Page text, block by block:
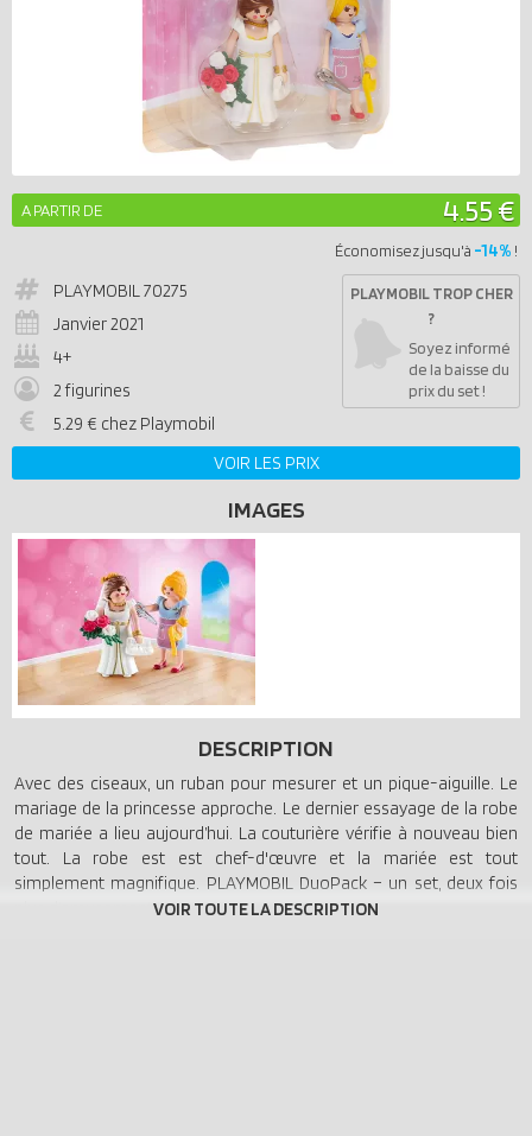
A PARTIR DE 4.55 €
Économisez jusqu'à -14% !
PLAYMOBIL70275
Janvier 2021
4+
2 figurines
5.29 € chez Playmobil
PLAYMOBIL TROP CHER
?
Soyez informé
de la baisse du
prix du set !
VOIR LES PRIX
IMAGES
DESCRIPTION
Avec des ciseaux, un ruban pour mesurer et un pique-aiguille. Le
mariage de la princesse approche. Le dernier essayage de la robe
de mariée a lieu aujourd’hui. La couturière vérifie à nouveau bien
tout. La robe est est chef-d'œuvre et la mariée est tout
simplement magnifique. PLAYMOBIL DuoPack – un set, deux fois
plus d’amusement !